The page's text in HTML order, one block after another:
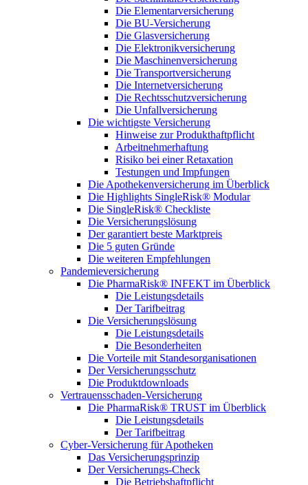
Die Elementarversicherung
Die BU-Versicherung
Die Glasversicherung
Die Elektronikversicherung
Die Maschinenversicherung
Die Transportversicherung
Die Internetversicherung
Die Rechtsschutzversicherung
Die Unfallversicherung
Die wichtigste Versicherung
Hinweise zur Produkthaftpflicht
Arbeitnehmerhaftung
Risiko bei einer Retaxation
Testungen und Impfungen
Die Apothekenversicherung im Überblick
Die Highlights SingleRisk® Modular
Die SingleRisk® Checkliste
Die Versicherungslösung
Der garantiert beste Marktpreis
Die 5 guten Gründe
Die weiteren Empfehlungen
Pandemieversicherung
Die PharmaRisk® INFEKT im Überblick
Die Leistungsdetails
Der Tarifbeitrag
Die Versicherungslösung
Die Leistungsdetails
Die Besonderheiten
Die Vorteile mit Standesorganisationen
Der Versicherungsschutz
Die Produktdownloads
Vertrauensschaden-Versicherung
Die PharmaRisk® TRUST im Überblick
Die Leistungsdetails
Der Tarifbeitrag
Cyber-Versicherung für Apotheken
Das Versicherungsprinzip
Der Versicherungs-Check
Die Betriebshaftpflicht